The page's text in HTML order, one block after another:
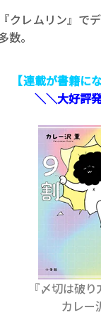
クレムリン』で
。
【連載が書籍に
＼＼大好評
『〆切は破り
カレー